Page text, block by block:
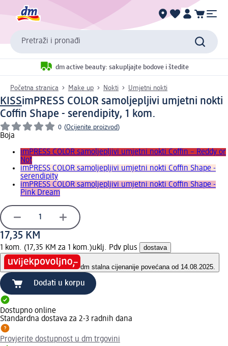
Pretraži i pronađi
dm active beauty: sakupljajte bodove i štedite
Početna stranica Make up Nokti Umjetni nokti
KISSimPRESS COLOR samoljepljivi umjetni nokti
Coffin Shape - serendipity, 1 kom.
0 (Ocijenite proizvod)
Boja
imPRESS COLOR samoljepljivi umjetni nokti Coffin – Reddy or
Not
imPRESS COLOR samoljepljivi umjetni nokti Coffin Shape -
serendipity
imPRESS COLOR samoljepljivi umjetni nokti Coffin Shape -
Pink Dream
17,35 KM
1 kom. (17,35 KM za 1 kom.)uklj. Pdv plus dostava
dm stalna cijenanije povećana od 14.08.2025.
Dodati u korpu
Dostupno online
Standardna dostava za 2-3 radnih dana
Provjerite dostupnost u dm trgovini